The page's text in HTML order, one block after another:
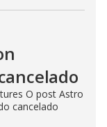
O post Astro
cancelado